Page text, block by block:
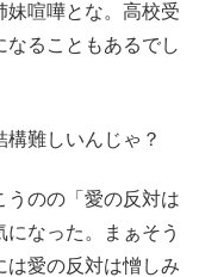
妹喧嘩とな。高校受
ることもあるでし
難しいんじゃ？
うのの「愛の反対は
なった。まぁそう
は愛の反対は憎しみ